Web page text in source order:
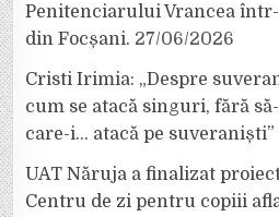
Penitenciarului Vrancea
din Focșani. 27/06/2026
Cristi Irimia: „Despre
cum se atacă singuri, fără
care-i… atacă pe suveraniști”
UAT Năruja a finalizat
Centru de zi pentru copiii